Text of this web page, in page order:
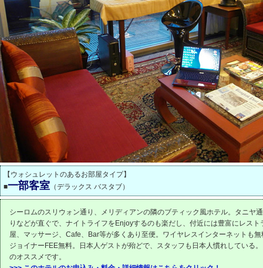
【ウォシュレットのあるお部屋タイプ】
■一部客室 （デラックス バスタブ）
シーロムのスリウォン通り、メリディアンの隣のブティック風ホテル。タニヤ
りなどが直ぐで、ナイトライフをEnjoyするのも楽だし、付近には豊富にレスト
屋、マッサージ、Cafe、Bar等が多くあり至便。ワイヤレスインターネットも
ジョイナーFEE無料。日本人ゲストが殆どで、スタッフも日本人慣れしている
のオススメです。